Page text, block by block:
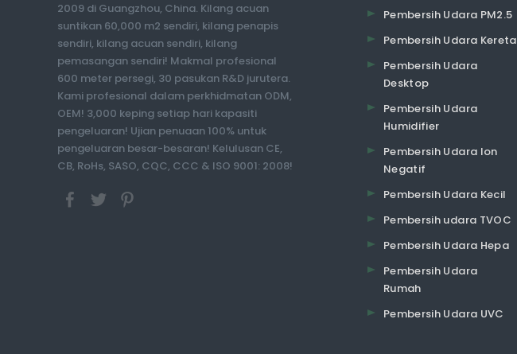
2009 di Guangzhou, China. Kilang acuan
suntikan 60,000 m2 sendiri, kilang penapis
sendiri, kilang acuan sendiri, kilang
pemasangan sendiri! Makmal profesional
600 meter persegi, 30 pasukan R&D jurutera.
Kami profesional dalam perkhidmatan ODM,
OEM! 3,000 keping setiap hari kapasiti
pengeluaran! Ujian penuaan 100% untuk
pengeluaran besar-besaran! Kelulusan CE,
CB, RoHs, SASO, CQC, CCC & ISO 9001: 2008!
Pembersih Udara PM2.5
Pembersih Udara Kereta
Pembersih Udara
Desktop
Pembersih Udara
Humidifier
Pembersih Udara Ion
Negatif
Pembersih Udara Kecil
Pembersih udara TVOC
Pembersih Udara Hepa
Pembersih Udara
Rumah
Pembersih Udara UVC